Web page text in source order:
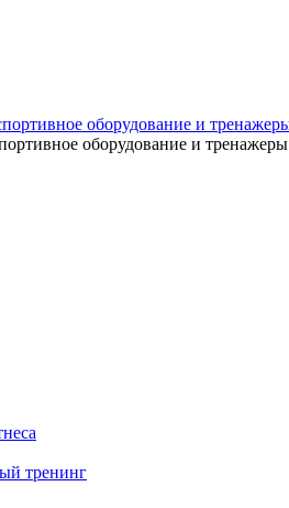
оборудование и тренажеры
тренинг